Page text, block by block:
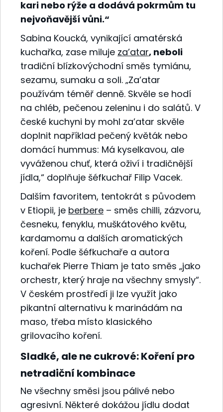
kari nebo rýže a dodává pokrmům tu
nejvoňavější vůni.“
Sabina Koucká, vynikající amatérská
kuchařka, zase miluje za’atar, neboli
tradiční blízkovýchodní směs tymiánu,
sezamu, sumaku a soli. „Za’atar
používám téměř denně. Skvěle se hodí
na chléb, pečenou zeleninu i do salátů. V
české kuchyni by mohl za’atar skvěle
doplnit například pečený květák nebo
domácí hummus: Má kyselkavou, ale
vyváženou chuť, která oživí i tradičnější
jídla,“ doplňuje šéfkuchař Filip Vacek.
Dalším favoritem, tentokrát s původem
v Etiopii, je berbere – směs chilli, zázvoru,
česneku, fenyklu, muškátového květu,
kardamomu a dalších aromatických
koření. Podle šéfkuchaře a autora
kuchařek Pierre Thiam je tato směs „jako
orchestr, který hraje na všechny smysly“.
V českém prostředí ji lze využít jako
pikantní alternativu k marinádám na
maso, třeba místo klasického
grilovacího koření.
Sladké, ale ne cukrové: Koření pro
netradiční kombinace
Ne všechny směsi jsou pálivé nebo
agresivní. Některé dokážou jídlu dodat